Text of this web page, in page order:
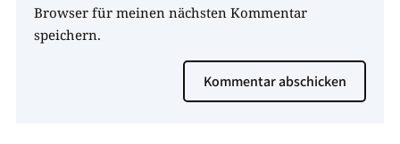
Browser für meinen nächsten Kommentar
speichern.
Kommentar abschicken